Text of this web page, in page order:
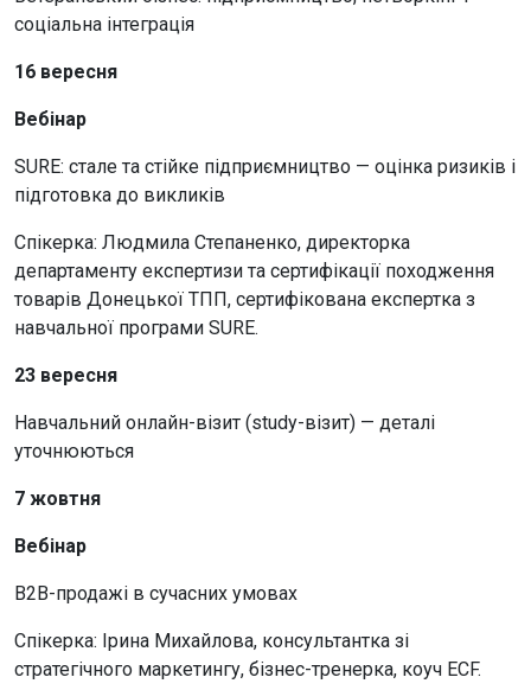
соціальна інтеграція
16 вересня
Вебінар
SURE: стале та стійке підприємництво — оцінка ризиків і
підготовка до викликів
Спікерка: Людмила Степаненко, директорка
департаменту експертизи та сертифікації походження
товарів Донецької ТПП, сертифікована експертка з
навчальної програми SURE.
23 вересня
Навчальний онлайн-візит (study-візит) — деталі
уточнюються
7 жовтня
Вебінар
B2B-продажі в сучасних умовах
Спікерка: Ірина Михайлова, консультантка зі
стратегічного маркетингу, бізнес-тренерка, коуч ECF.